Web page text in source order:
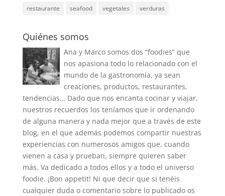
restaurante
seafood vegetales verduras
Quiénes somos
Ana y Marco somos dos “foodies” que
nos apasiona todo lo relacionado con el
mundo de la gastronomía, ya sean
creaciones, productos, restaurantes,
tendencias… Dado que nos encanta cocinar y viajar,
nuestros recuerdos los teníamos que ir ordenando
de alguna manera y nada mejor que a través de este
blog, en el que además podemos compartir nuestras
experiencias con numerosos amigos que, cuando
vienen a casa y prueban, siempre quieren saber
más. Va dedicado a todos ellos y a todo el universo
foodie. ¡Bon appetit! Ni que decir que si tenéis
cualquier duda o comentario sobre lo publicado os